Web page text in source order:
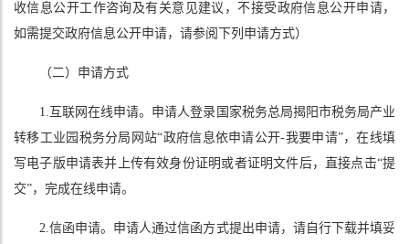
收信息公开工作咨询及有关意见建议，不接受政府信息公开申请，
如需提交政府信息公开申请，请参阅下列申请方式）
（二）申请方式
1.互联网在线申请。申请人登录国家税务总局揭阳市税务局产业
转移工业园税务分局网站“政府信息依申请公开-我要申请”，在线填
写电子版申请表并上传有效身份证明或者证明文件后，直接点击“提
交”，完成在线申请。
2.信函申请。申请人通过信函方式提出申请，请自行下载并填妥